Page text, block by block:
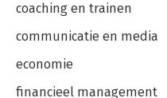
coaching en trainen
communicatie en media
economie
financieel management